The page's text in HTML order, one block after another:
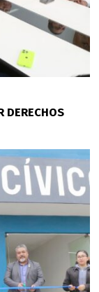
DERECHOS